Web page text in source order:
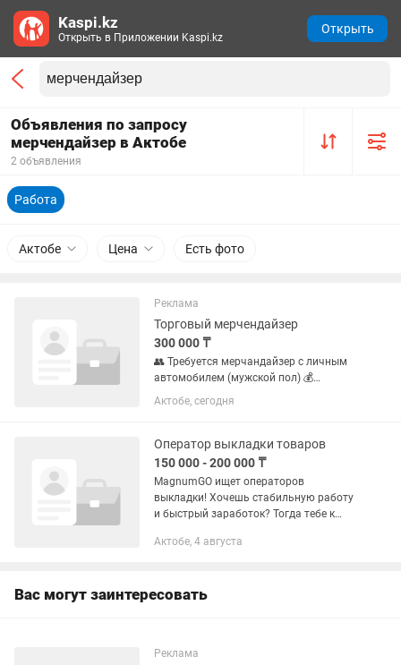
Объявления по запросу
мерчендайзер в Актобе
2 объявления
Работа
Актобе Цена Есть фото
Реклама
Торговый мерчендайзер
300 000 ₸
👥 Требуется мерчандайзер с личным
автомобилем (мужской пол) 💰
Заработная плата 300тыс. тенге ✅
Ответственный, шустрый. 📍 С опытом
Семечки Джинн 📅 График...
Актобе, сегодня
Оператор выкладки товаров
150 000 - 200 000 ₸
MagnumGO ищет операторов
выкладки! Хочешь стабильную работу
и быстрый заработок? Тогда тебе к
150 000 до 200 000 ₸; — График 2/2,
Актобе, 4 августа
Вас могут заинтересовать
Реклама
Kaspi.kz
Открыть в Приложении Kaspi.kz
Открыть